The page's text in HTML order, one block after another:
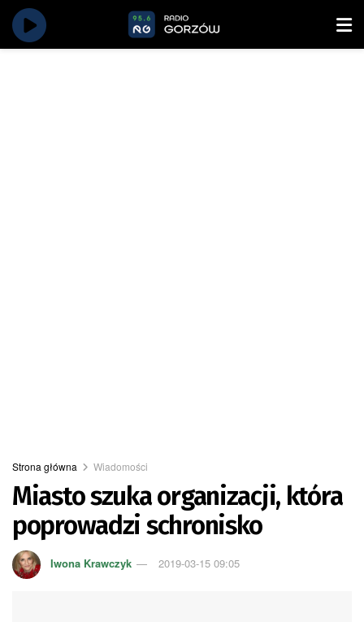
Strona główna Wiadomości
Miasto szuka organizacji, która
poprowadzi schronisko
Iwona Krawczyk 2019-03-15 09:05